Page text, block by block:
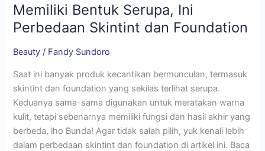
Memiliki Bentuk Serupa, Ini
Perbedaan Skintint dan Foundation
Beauty / Fandy Sundoro
Saat ini banyak produk kecantikan bermunculan, termasuk
skintint dan foundation yang sekilas terlihat serupa.
Keduanya sama-sama digunakan untuk meratakan warna
kulit, tetapi sebenarnya memiliki fungsi dan hasil akhir yang
berbeda, lho Bunda! Agar tidak salah pilih, yuk kenali lebih
dalam perbedaan skintint dan foundation di artikel ini. Baca